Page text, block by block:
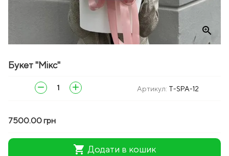
zoom_in
Букет "Мікс"
remove add Артикул: T-SPA-12
7500.00 грн
shopping_cart Додати в кошик